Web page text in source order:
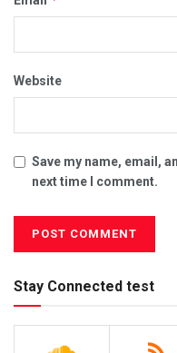
Website
Save my name, email,
next time I comment.
Stay Connected test